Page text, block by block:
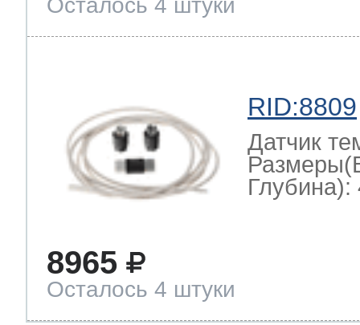
Осталось 4 штуки
RID:8809
Датчик
Глубина):
8965
Осталось 4 штуки